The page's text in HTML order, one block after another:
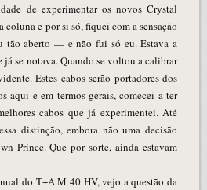
de experimentar os novos Crystal
e por si só, fiquei com a sensação
tão aberto — e não fui só eu. Estava a
se notava. Quando se voltou a calibrar
Estes cabos serão portadores dos
aqui e em termos gerais, comecei a ter
cabos que já experimentei. Até
distinção, embora não uma decisão
Prince. Que por sorte, ainda estavam
do T+A M 40 HV, vejo a questão da